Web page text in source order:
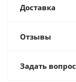
Доставка
Отзывы
Задать вопрос